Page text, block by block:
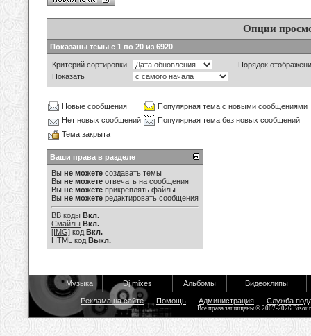
Опции
Показаны темы с 1 по 20 из 6920
Критерий сортировки
Порядок
Показать
Новые сообщения
Популярная тема с новыми сообщениями
Нет новых сообщений
Популярная тема без новых сообщений
Тема закрыта
Ваши права в разделе
Вы не можете создавать темы
Вы не можете отвечать на сообщения
Вы не можете прикреплять файлы
Вы не можете редактировать сообщения
BB коды Вкл.
Смайлы Вкл.
[IMG] код Вкл.
HTML код Выкл.
Музыка Dj mixes Альбомы Видеоклипы
Реклама на сайте Помощь Администрация Служба
Все права защищены © 2007-2026